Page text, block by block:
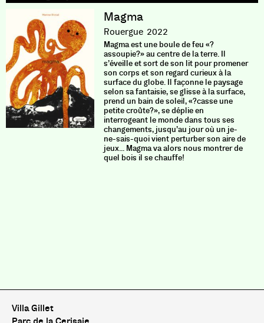
Magma
Rouergue 2022
Magma est une boule de feu «?
assoupie?» au centre de la terre. Il
s’éveille et sort de son lit pour promener
son corps et son regard curieux à la
surface du globe. Il façonne le paysage
selon sa fantaisie, se glisse à la surface,
prend un bain de soleil, «?casse une
petite croûte?», se déplie en
interrogeant le monde dans tous ses
changements, jusqu’au jour où un je-
ne-sais-quoi vient perturber son aire de
jeux... Magma va alors nous montrer de
quel bois il se chauffe!
Villa Gillet